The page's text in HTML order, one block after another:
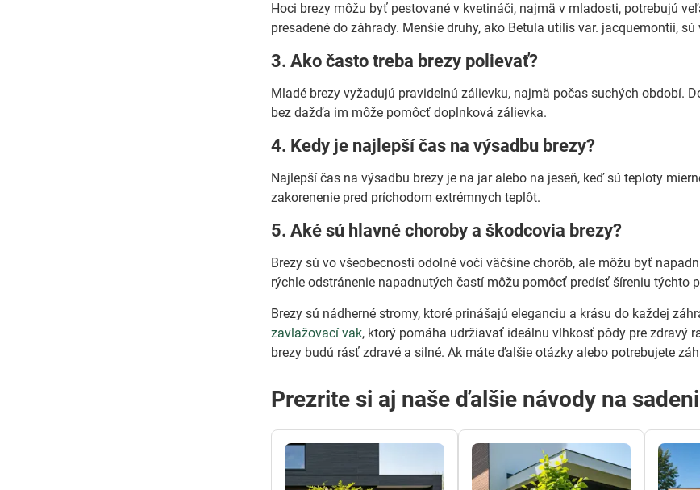
Hoci brezy môžu byť pestované v kvetináči, najmä v mladosti, potrebujú
presadené do záhrady. Menšie druhy, ako Betula utilis var. jacquemontii,
3. Ako často treba brezy polievať?
Mladé brezy vyžadujú pravidelnú zálievku, najmä počas suchých období.
bez dažďa im môže pomôcť doplnková zálievka.
4. Kedy je najlepší čas na výsadbu brezy?
Najlepší čas na výsadbu brezy je na jar alebo na jeseň, keď sú teploty
zakorenenie pred príchodom extrémnych teplôt.
5. Aké sú hlavné choroby a škodcovia brezy?
Brezy sú vo všeobecnosti odolné voči väčšine chorôb, ale môžu byť
rýchle odstránenie napadnutých častí môžu pomôcť predísť šíreniu týchto
Brezy sú nádherné stromy, ktoré prinášajú eleganciu a krásu do každej
zavlažovací vak, ktorý pomáha udržiavať ideálnu vlhkosť pôdy pre zdravý
brezy budú rásť zdravé a silné. Ak máte ďalšie otázky alebo potrebujete
Prezrite si aj naše ďalšie návody na